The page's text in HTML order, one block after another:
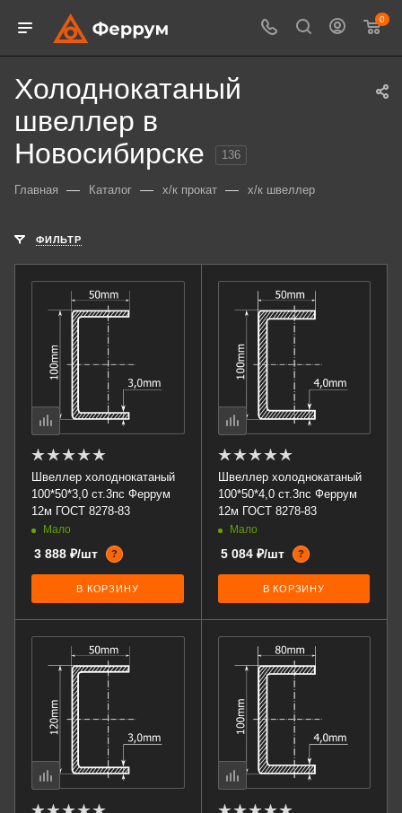
0
Холоднокатаный
швеллер в
Новосибирске
136
Главная — Каталог — х/к прокат — х/к швеллер
ФИЛЬТР
Швеллер холоднокатаный
100*50*3,0 ст.3пс Феррум
12м ГОСТ 8278-83
Мало
3 888 ₽/шт ?
В КОРЗИНУ
Швеллер холоднокатаный
100*50*4,0 ст.3пс Феррум
12м ГОСТ 8278-83
Мало
5 084 ₽/шт ?
В КОРЗИНУ